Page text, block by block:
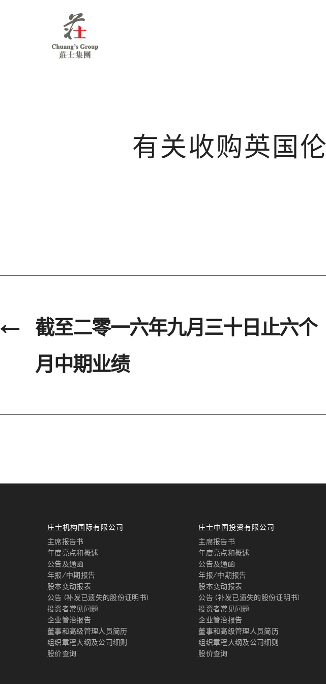
有关收购英国
←
截至二零一六年九月三十日止六个
月中期业绩
庄士机构国际有限公司
主席报告书
年度亮点和概述
公告及通函
年报/中期报告
股本变动报表
公告 (补发已遗失的股份证明书)
投资者常见问题
企业管治报告
董事和高级管理人员简历
组织章程大纲及公司细则
股价查询
庄士中国投资有限公司
主席报告书
年度亮点和概述
公告及通函
年报/中期报告
股本变动报表
公告 (补发已遗失的股份证明书)
投资者常见问题
企业管治报告
董事和高级管理人员简历
组织章程大纲及公司细则
股价查询